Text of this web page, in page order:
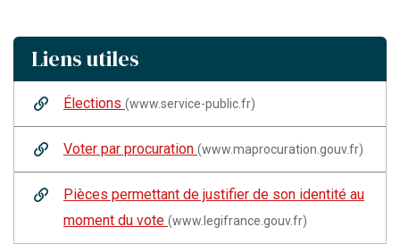
Liens utiles
Élections (www.service-public.fr)
Voter par procuration (www.maprocuration.gouv.fr)
Pièces permettant de justifier de son identité au
moment du vote (www.legifrance.gouv.fr)